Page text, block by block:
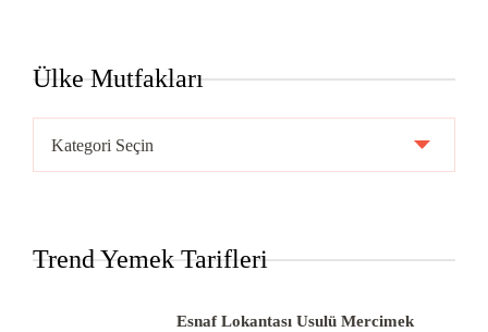
Ülke Mutfakları
Mutfakları
Trend Yemek Tarifleri
Esnaf Lokantası Usulü Mercimek